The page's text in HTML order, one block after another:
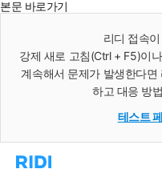
본문 바로가기
리디 접속
강제 새로 고침(Ctrl + F5)이
계속해서 문제가 발생한다
하고 대응 방
테스트
리